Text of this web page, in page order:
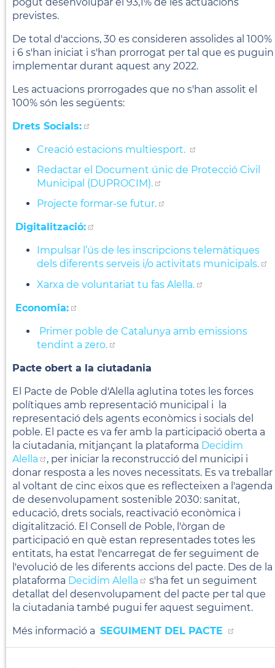
previstes.
De total d'accions, 30 es consideren assolides al 100%
i 6 s'han iniciat i s'han prorrogat per tal que es puguin
implementar durant aquest any 2022.
Les actuacions prorrogades que no s'han assolit el
100% són les següents:
Drets Socials:
Creació estacions multiesport.
Redactar el Document únic de Protecció Civil
Municipal (DUPROCIM).
Projecte formar-se futur.
Digitalització:
Impulsar l’ús de les inscripcions telemàtiques
dels diferents serveis i/o activitats municipals.
Xarxa de voluntariat tu fas Alella.
Economia:
Primer poble de Catalunya amb emissions
tendint a zero.
Pacte obert a la ciutadania
El Pacte de Poble d'Alella aglutina totes les forces
polítiques amb representació municipal i la
representació dels agents econòmics i socials del
poble. El pacte es va fer amb la participació oberta a
la ciutadania, mitjançant la plataforma Decidim
Alella
, per iniciar la reconstrucció del municipi i
donar resposta a les noves necessitats. Es va treballar
al voltant de cinc eixos que es reflecteixen a l'agenda
de desenvolupament sostenible 2030: sanitat,
educació, drets socials, reactivació econòmica i
digitalització. El Consell de Poble, l'òrgan de
participació en què estan representades totes les
entitats, ha estat l'encarregat de fer seguiment de
l'evolució de les diferents accions del pacte. Des de la
plataforma Decidim Alella
s'ha fet un seguiment
detallat del desenvolupament del pacte per tal que
la ciutadania també pugui fer aquest seguiment.
Més informació a SEGUIMENT DEL PACTE